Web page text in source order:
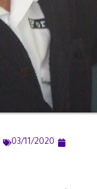
03/11/2020